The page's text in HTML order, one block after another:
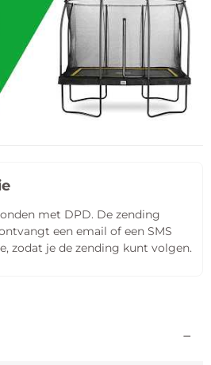
met DPD. De zending
een email of een SMS
zodat je de zending kunt volgen.